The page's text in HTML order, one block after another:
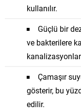
kullanılır.
Güçlü bir
ve bakterilere
Çamaşır
gösterir, bu
edilir.